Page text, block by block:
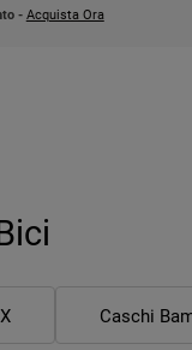
- Acquista Ora
Caschi